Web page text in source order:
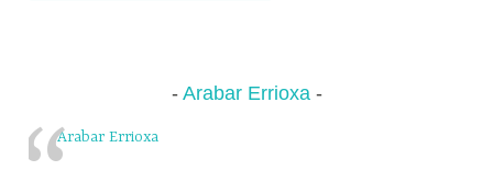
Arabar Errioxa
Arabar Errioxa